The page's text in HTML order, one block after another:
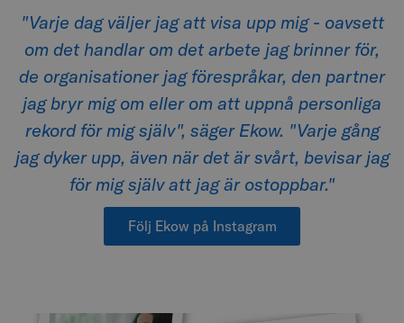
"Varje dag väljer jag att visa upp mig - oavsett
om det handlar om det arbete jag brinner för,
de organisationer jag förespråkar, den partner
jag bryr mig om eller om att uppnå personliga
rekord för mig själv", säger Ekow. "Varje gång
jag dyker upp, även när det är svårt, bevisar jag
för mig själv att jag är ostoppbar."
Följ Ekow på Instagram